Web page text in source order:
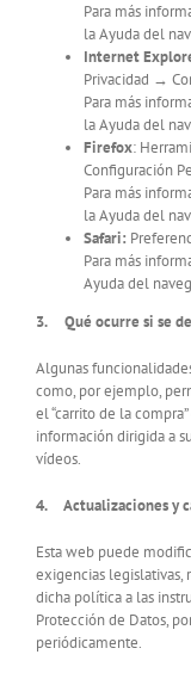
Para más
la Ayuda del
Internet
Privacidad →
Para más
la Ayuda del
Firefox:
Configuración
Para más
la Ayuda del
Safari:
Para más
Ayuda del
3. Qué ocurre si se
Algunas
como, por ejemplo,
el “carrito de la
información dirigida a
vídeos.
4. Actualizaciones y
Esta web puede
exigencias legislativas,
dicha política a las
Protección de Datos,
periódicamente.